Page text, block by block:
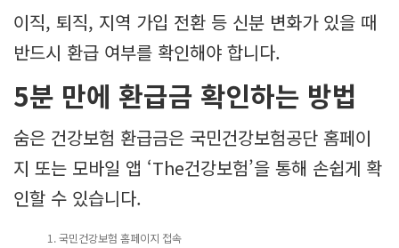
이직, 퇴직, 지역 가입 전환 등 신분 변화가 있을 때
반드시 환급 여부를 확인해야 합니다.
5분 만에 환급금 확인하는 방법
숨은 건강보험 환급금은 국민건강보험공단 홈페이
지 또는 모바일 앱 ‘The건강보험’을 통해 손쉽게 확
인할 수 있습니다.
국민건강보험 홈페이지 접속